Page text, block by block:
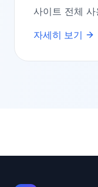
사이트 전체 사
자세히 보기